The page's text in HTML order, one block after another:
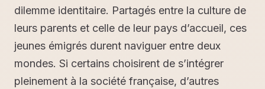
dilemme identitaire. Partagés entre la culture de
leurs parents et celle de leur pays d’accueil, ces
jeunes émigrés durent naviguer entre deux
mondes. Si certains choisirent de s’intégrer
pleinement à la société française, d’autres